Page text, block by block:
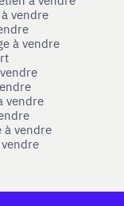
vendre
à vendre
vendre
vendre